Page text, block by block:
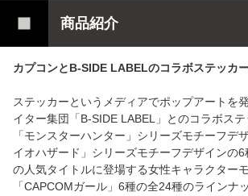
商品紹介
カプコンとB-SIDE LABELのコラボステッカ
ステッカーというメディアでポップアートを
イター集団「B-SIDE LABEL」とのコラボステ
「モンスターハンター」シリーズモチーフデ
イオハザード」シリーズモチーフデザインの
の人気タイトルに登場する女性キャラクター
「CAPCOMガール」6種の全24種のラインナ